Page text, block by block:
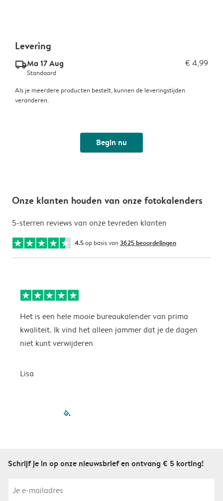
Levering
delivery_standard_v2Ma 17 Aug € 4,99
Standaard
Als je meerdere producten bestelt, kunnen de leveringstijden
veranderen.
Begin nu
Onze klanten houden van onze fotokalenders
5-sterren reviews van onze tevreden klanten
4.5op basis van 3625 beoordelingen
Het is een hele mooie bureaukalender van prima
kwaliteit. Ik vind het alleen jammer dat je de dagen
niet kunt verwijderen
Lisa
filled-pagination
Schrijf je in op onze nieuwsbrief en ontvang € 5 korting!